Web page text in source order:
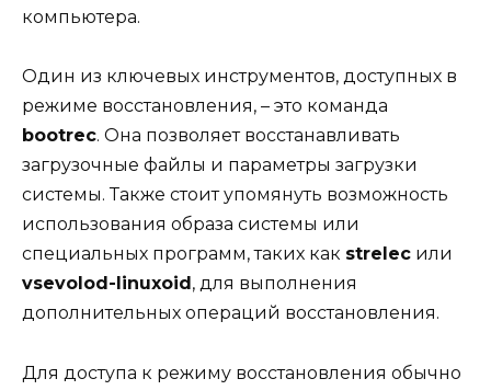
компьютера.
Один из ключевых инструментов, доступных в
режиме восстановления, – это команда
bootrec. Она позволяет восстанавливать
загрузочные файлы и параметры загрузки
системы. Также стоит упомянуть возможность
использования образа системы или
специальных программ, таких как strelec или
vsevolod-linuxoid , для выполнения
дополнительных операций восстановления.
Для доступа к режиму восстановления обычно